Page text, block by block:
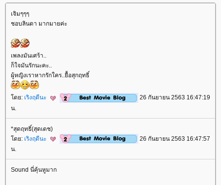
เจิมๆๆๆ
ชอบลินดา มากมายค่ะ
เพลงมันเศร้า..
ก็ใจมันรักนะคะ..
ผู้หญิงเราหากรักใคร..ยื้อสุกฤทธิ์
ดย: เริงฤดีนะ
26 กันยายน 2563 16:47:19
น.
*สุดฤทธิ์(สุดเดช)
ดย: เริงฤดีนะ
26 กันยายน 2563 16:47:57
น.
Sound นี่คุ้นหูมาก